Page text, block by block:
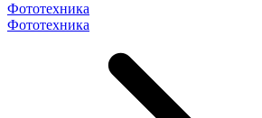
Фототехника
Фототехника